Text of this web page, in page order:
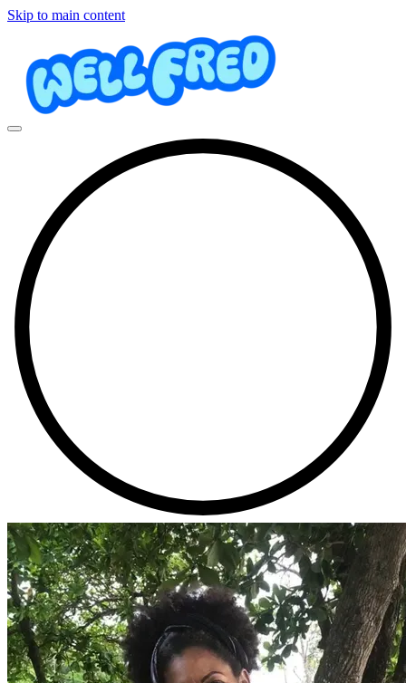
Skip to main content